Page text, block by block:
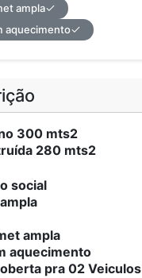
ampla
aquecimento
300 mts2
280 mts2
social
ampla
aquecimento
pra 02 Veiculos